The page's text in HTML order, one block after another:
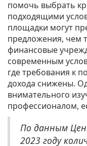
помочь выбрать
подходящими
площадки могут
предложения, чем
финансовые
современным
где требования к
дохода снижены.
внимательного
профессионалом,
По данным
2023 году